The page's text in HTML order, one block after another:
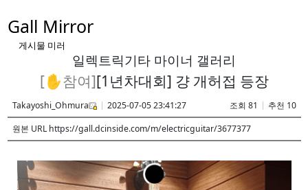
Gall Mirror
게시물 미러
일렉트릭기타 마이너 갤러리
[✋️참여][1년차대회] 걍 개허접 등장
Takayoshi_Ohmura 2025-07-05 23:41:27 조회 81
추천 10
원본 URL https://gall.dcinside.com/m/electricguitar/3677377